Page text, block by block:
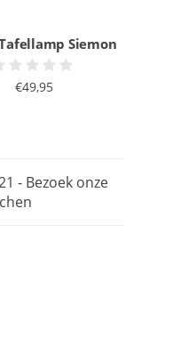
Siemon
€49,95
- Bezoek onze